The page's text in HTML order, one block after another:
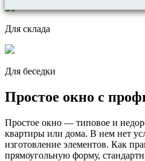
Для склада
Для беседки
Простое окно с
Простое окно — типовое и
квартиры или дома. В нем нет
изготовление элементов. Как
прямоугольную форму,